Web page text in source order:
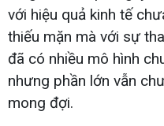
với hiệu quả kinh tế
thiếu mặn mà với sự
đã có nhiều mô hình
nhưng phần lớn vẫn
mong đợi.